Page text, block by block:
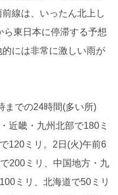
線は、いったん北上し
ら東日本に停滞する予想
には非常に激しい雨が
までの24時間(多い所)
近畿・九州北部で180ミ
120ミリ。2日(火)午前6
200ミリ、中国地方・九
ミリ、北海道で50ミリ